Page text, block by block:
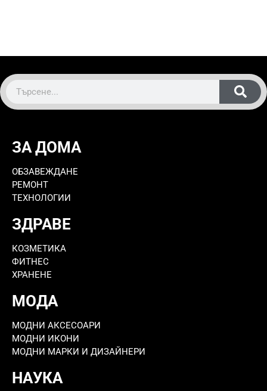
ЗА ДОМА
ОБЗАВЕЖДАНЕ
РЕМОНТ
ТЕХНОЛОГИИ
ЗДРАВЕ
КОЗМЕТИКА
ФИТНЕС
ХРАНЕНЕ
МОДА
МОДНИ АКСЕСОАРИ
МОДНИ ИКОНИ
МОДНИ МАРКИ И ДИЗАЙНЕРИ
НАУКА